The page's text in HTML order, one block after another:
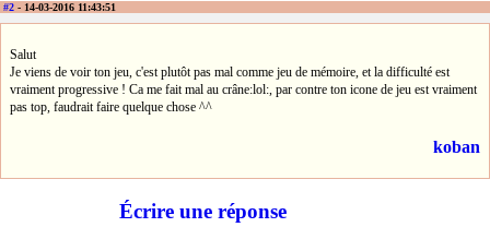
#2 - 14-03-2016 11:43:51
Salut
Je viens de voir ton jeu, c'est plutôt pas mal comme jeu de mémoire, et la difficulté est
vraiment progressive ! Ca me fait mal au crâne:lol:, par contre ton icone de jeu est vraiment
pas top, faudrait faire quelque chose ^^
koban
Écrire une réponse